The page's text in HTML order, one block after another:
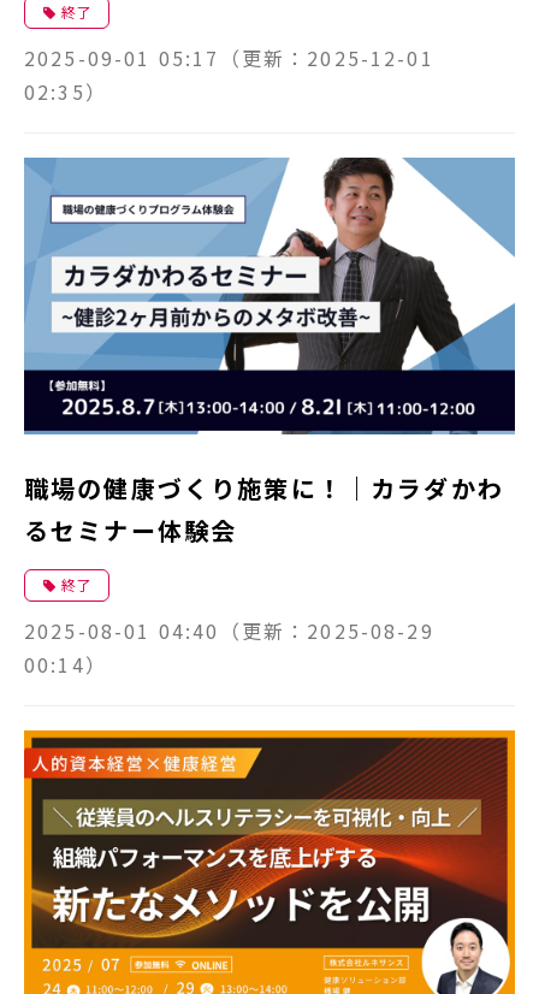
終了
2025-09-01 05:17 （更新： 2025-12-01
02:35）
職場の健康づくり施策に！｜カラダかわ
るセミナー体験会
終了
2025-08-01 04:40 （更新： 2025-08-29
00:14）